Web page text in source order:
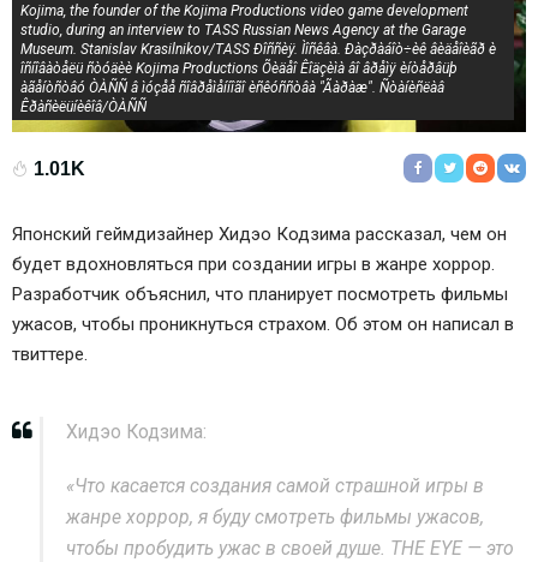
Kojima, the founder of the Kojima Productions video game development
studio, during an interview to TASS Russian News Agency at the Garage
Museum. Stanislav Krasilnikov/TASS Ðîññèÿ. Ìîñêâà. Ðàçðàáîò÷èê âèäåîèãð è
îñíîâàòåëü ñòóäèè Kojima Productions Õèäåî Êîäçèìà âî âðåìÿ èíòåðâüþ
àãåíòñòâó ÒÀÑÑ â ìóçåå ñîâðåìåííîãî èñêóññòâà "Ãàðàæ". Ñòàíèñëàâ
Êðàñèëüíèêîâ/ÒÀÑÑ
1.01K
Японский геймдизайнер Хидэо Кодзима рассказал, чем он
будет вдохновляться при создании игры в жанре хоррор.
Разработчик объяснил, что планирует посмотреть фильмы
ужасов, чтобы проникнуться страхом. Об этом он написал в
твиттере.
Хидэо Кодзима:
«Что касается создания самой страшной игры в
жанре хоррор, я буду смотреть фильмы ужасов,
чтобы пробудить ужас в своей душе. THE EYE — это